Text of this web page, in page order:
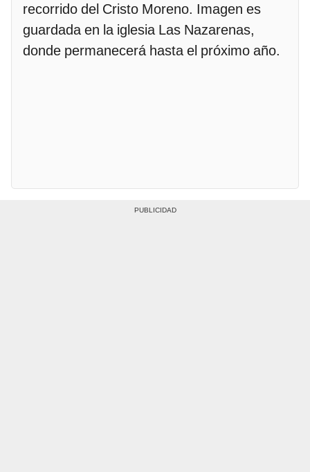
recorrido del Cristo Moreno. Imagen es
guardada en la iglesia Las Nazarenas,
donde permanecerá hasta el próximo año.